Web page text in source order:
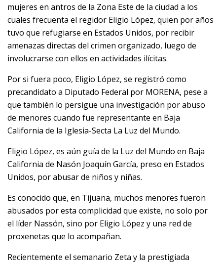
mujeres en antros de la Zona Este de la ciudad a los
cuales frecuenta el regidor Eligio López, quien por años
tuvo que refugiarse en Estados Unidos, por recibir
amenazas directas del crimen organizado, luego de
involucrarse con ellos en actividades ilícitas.
Por si fuera poco, Eligio López, se registró como
precandidato a Diputado Federal por MORENA, pese a
que también lo persigue una investigación por abuso
de menores cuando fue representante en Baja
California de la Iglesia-Secta La Luz del Mundo.
Eligio López, es aún guía de la Luz del Mundo en Baja
California de Nasón Joaquín García, preso en Estados
Unidos, por abusar de niños y niñas.
Es conocido que, en Tijuana, muchos menores fueron
abusados por esta complicidad que existe, no solo por
el líder Nassón, sino por Eligio López y una red de
proxenetas que lo acompañan.
Recientemente el semanario Zeta y la prestigiada